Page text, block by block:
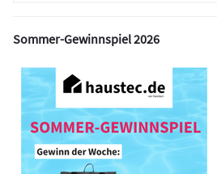
Sommer-Gewinnspiel 2026